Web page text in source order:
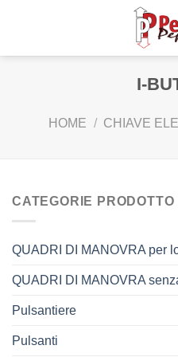
I-
HOME / CHIAVE
CATEGORIE PRODOTTO
QUADRI DI MANOVRA per
QUADRI DI MANOVRA
Pulsantiere
Pulsanti